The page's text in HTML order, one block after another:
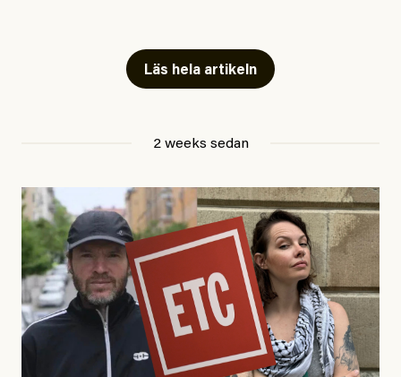
Läs hela artikeln
2 weeks sedan